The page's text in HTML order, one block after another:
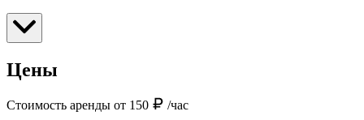
Цены
Стоимость аренды от 150 /час